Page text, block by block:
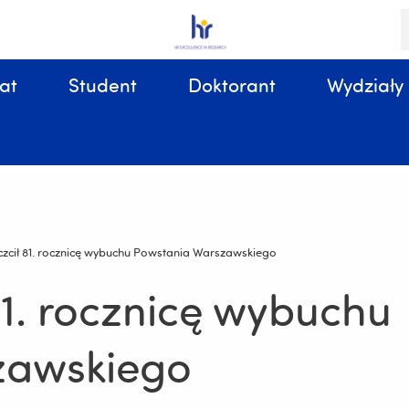
Student Doktorant Wydziały
81. rocznicę wybuchu Powstania Warszawskiego
rocznicę wybuchu